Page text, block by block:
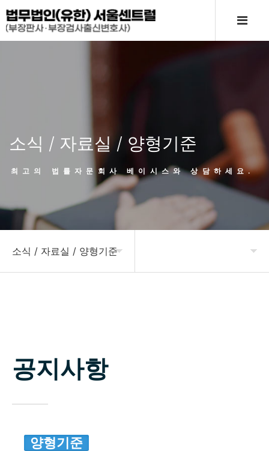
소식 / 자료실 / 양형기준
최고의 법률자문회사 베이시스와 상담하세요.
소식 / 자료실 / 양형기준
상담신청
공지사항
양형기준